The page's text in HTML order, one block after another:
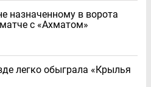
назначенному в ворота
с «Ахматом»
легко обыграла «Крылья